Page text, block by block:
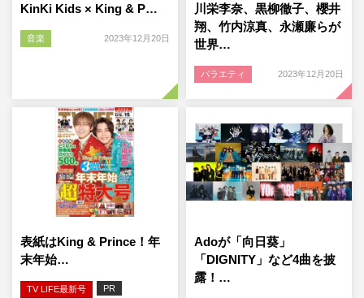
KinKi Kids × King & P…
音楽 2023年12月20日
川栄李奈、黒柳徹子、櫻井
翔、竹内涼真、永瀬廉らが
世界…
バラエティ 2023年12月20日
表紙はKing & Prince！年
末年始…
TV LIFE最新号
PR
Adoが「向日葵」
「DIGNITY」など4曲を披
露！…